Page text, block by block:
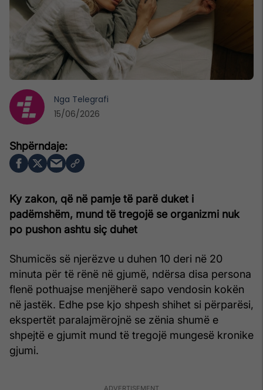
Ky zakon, që në pamje të parë duket i
padëmshëm, mund të tregojë se organizmi nuk
po pushon ashtu siç duhet
Shumicës së njerëzve u duhen 10 deri në 20
minuta për të rënë në gjumë, ndërsa disa persona
flenë pothuajse menjëherë sapo vendosin kokën
në jastëk. Edhe pse kjo shpesh shihet si përparësi,
ekspertët paralajmërojnë se zënia shumë e
shpejtë e gjumit mund të tregojë mungesë kronike
gjumi.
Nga Telegrafi
15/06/2026